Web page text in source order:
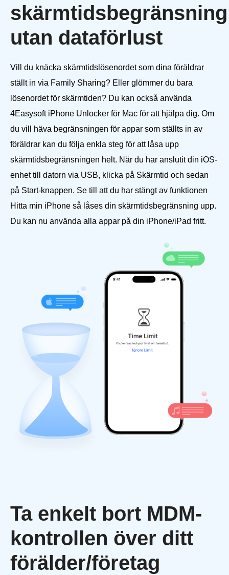
skärmtidsbegränsning
utan dataförlust
Vill du knäcka skärmtidslösenordet som dina föräldrar
ställt in via Family Sharing? Eller glömmer du bara
lösenordet för skärmtiden? Du kan också använda
4Easysoft iPhone Unlocker för Mac för att hjälpa dig. Om
du vill häva begränsningen för appar som ställts in av
föräldrar kan du följa enkla steg för att låsa upp
skärmtidsbegränsningen helt. När du har anslutit din iOS-
enhet till datorn via USB, klicka på Skärmtid och sedan
på Start-knappen. Se till att du har stängt av funktionen
Hitta min iPhone så låses din skärmtidsbegränsning upp.
Du kan nu använda alla appar på din iPhone/iPad fritt.
Ta enkelt bort MDM-
kontrollen över ditt
förälder/företag